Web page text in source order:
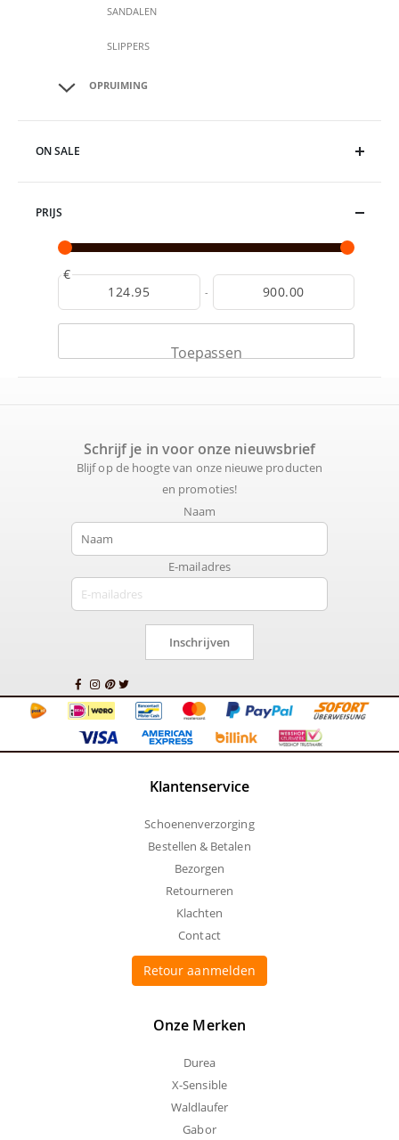
SANDALEN
SLIPPERS
OPRUIMING
ON SALE
PRIJS
€
-
Toepassen
Schrijf je in voor onze nieuwsbrief
Blijf op de hoogte van onze nieuwe producten
en promoties!
Naam
E-mailadres
Inschrijven
Klantenservice
Schoenenverzorging
Bestellen & Betalen
Bezorgen
Retourneren
Klachten
Contact
Retour aanmelden
Onze Merken
Durea
X-Sensible
Waldlaufer
Gabor